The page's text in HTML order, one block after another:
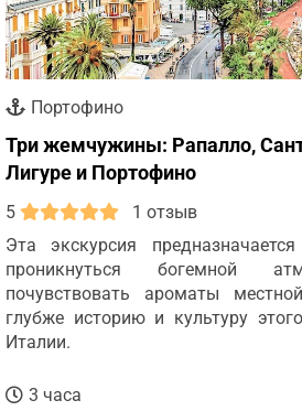
Портофино
Три жемчужины: Рапалло,
Лигуре и Портофино
5
1 отзыв
Эта экскурсия
проникнуться богемной
почувствовать ароматы
глубже историю и культуру
Италии.
3 часа